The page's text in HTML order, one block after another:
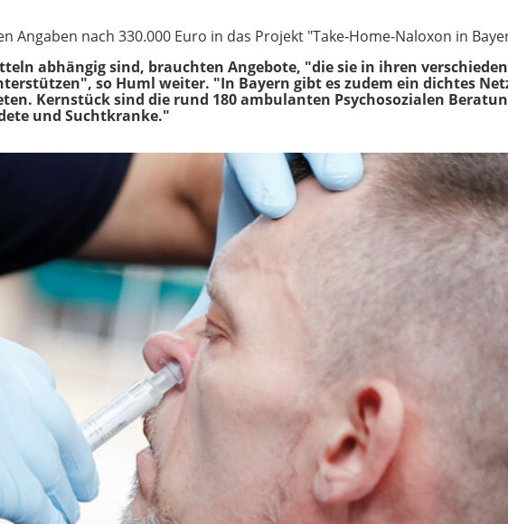
Angaben nach 330.000 Euro in das Projekt "Take-Home-Naloxon in
abhängig sind, brauchten Angebote, "die sie in ihren
so Huml weiter. "In Bayern gibt es zudem ein dichtes
Kernstück sind die rund 180 ambulanten Psychosozialen
und Suchtkranke."